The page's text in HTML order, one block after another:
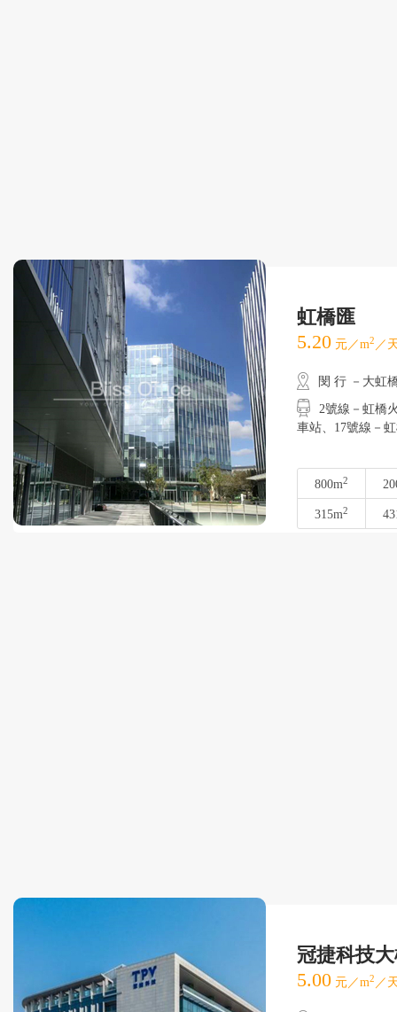
虹橋匯
5.20 元／m2 ／
閔 行 －大虹
2號線－虹橋
車站、17號線
800m2
315m2
冠捷科技
5.00 元／m2 ／